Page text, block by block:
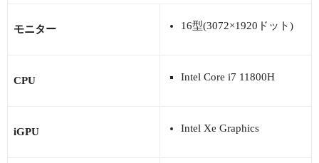
モニター 16型(3072×1920ドット)
CPU Intel Core i7 11800H
iGPU Intel Xe Graphics